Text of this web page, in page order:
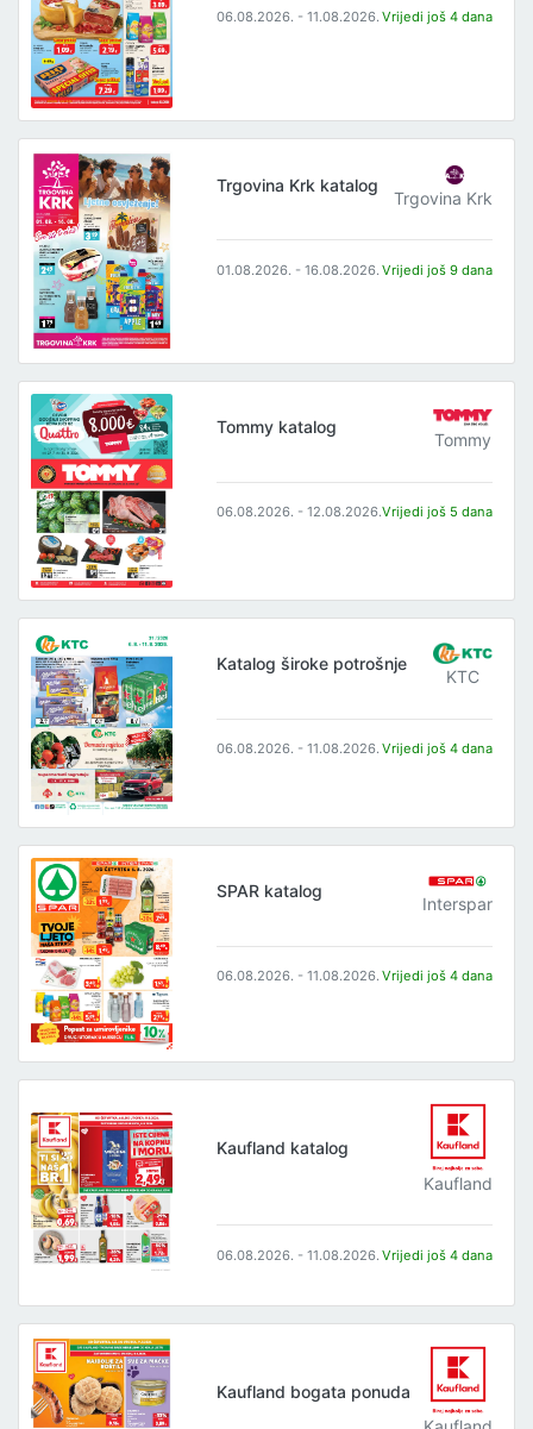
06.08.2026. - 11.08.2026. Vrijedi još 4 dana
Trgovina Krk katalog
Trgovina Krk
01.08.2026. - 16.08.2026. Vrijedi još 9 dana
Tommy katalog
Tommy
06.08.2026. - 12.08.2026.Vrijedi još 5 dana
Katalog široke potrošnje
KTC
06.08.2026. - 11.08.2026. Vrijedi još 4 dana
SPAR katalog
Interspar
06.08.2026. - 11.08.2026. Vrijedi još 4 dana
Kaufland katalog
Kaufland
06.08.2026. - 11.08.2026. Vrijedi još 4 dana
Kaufland bogata ponuda